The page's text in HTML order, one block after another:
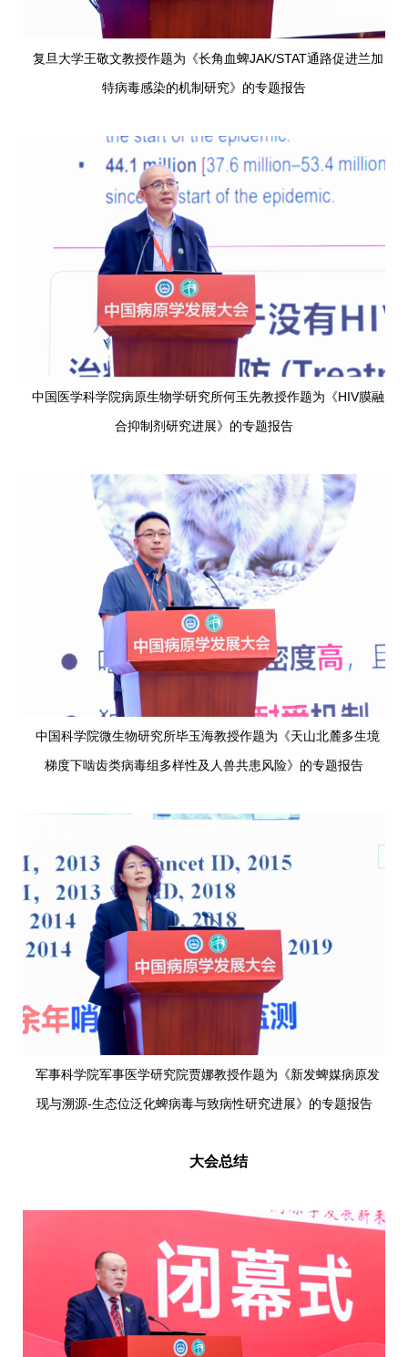
复旦大学王敬文教授作题为《长角血蜱JAK/STAT通路促进兰加
特病毒感染的机制研究》的专题报告
中国医学科学院病原生物学研究所何玉先教授作题为《HIV膜融
合抑制剂研究进展》的专题报告
中国科学院微生物研究所毕玉海教授作题为《天山北麓多生境
梯度下啮齿类病毒组多样性及人兽共患风险》的专题报告
军事科学院军事医学研究院贾娜教授作题为《新发蜱媒病原发
现与溯源-生态位泛化蜱病毒与致病性研究进展》的专题报告
大会总结